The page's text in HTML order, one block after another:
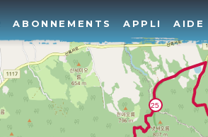
ABONNEMENTS APPLI AIDE